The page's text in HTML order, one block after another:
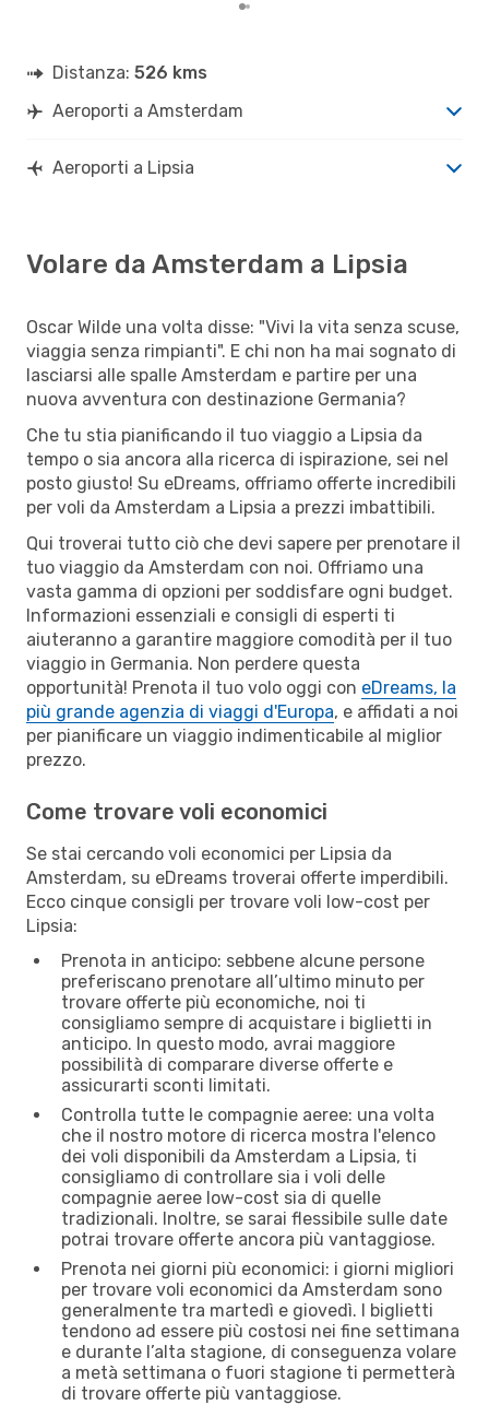
Distanza: 526 kms
Aeroporti a Amsterdam
Aeroporti a Lipsia
Volare da Amsterdam a Lipsia
Oscar Wilde una volta disse: "Vivi la vita senza scuse,
viaggia senza rimpianti". E chi non ha mai sognato di
lasciarsi alle spalle Amsterdam e partire per una
nuova avventura con destinazione Germania?
Che tu stia pianificando il tuo viaggio a Lipsia da
tempo o sia ancora alla ricerca di ispirazione, sei nel
posto giusto! Su eDreams, offriamo offerte incredibili
per voli da Amsterdam a Lipsia a prezzi imbattibili.
Qui troverai tutto ciò che devi sapere per prenotare il
tuo viaggio da Amsterdam con noi. Offriamo una
vasta gamma di opzioni per soddisfare ogni budget.
Informazioni essenziali e consigli di esperti ti
aiuteranno a garantire maggiore comodità per il tuo
viaggio in Germania. Non perdere questa
opportunità! Prenota il tuo volo oggi con eDreams, la
più grande agenzia di viaggi d'Europa, e affidati a noi
per pianificare un viaggio indimenticabile al miglior
prezzo.
Come trovare voli economici
Se stai cercando voli economici per Lipsia da
Amsterdam, su eDreams troverai offerte imperdibili.
Ecco cinque consigli per trovare voli low-cost per
Lipsia:
Prenota in anticipo: sebbene alcune persone
preferiscano prenotare all’ultimo minuto per
trovare offerte più economiche, noi ti
consigliamo sempre di acquistare i biglietti in
anticipo. In questo modo, avrai maggiore
possibilità di comparare diverse offerte e
assicurarti sconti limitati.
Controlla tutte le compagnie aeree: una volta
che il nostro motore di ricerca mostra l'elenco
dei voli disponibili da Amsterdam a Lipsia, ti
consigliamo di controllare sia i voli delle
compagnie aeree low-cost sia di quelle
tradizionali. Inoltre, se sarai flessibile sulle date
potrai trovare offerte ancora più vantaggiose.
Prenota nei giorni più economici: i giorni migliori
per trovare voli economici da Amsterdam sono
generalmente tra martedì e giovedì. I biglietti
tendono ad essere più costosi nei fine settimana
e durante l’alta stagione, di conseguenza volare
a metà settimana o fuori stagione ti permetterà
di trovare offerte più vantaggiose.